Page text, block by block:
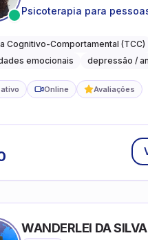
Psicoterapia para
lidar com as dificuldades
dia
Cognitivo-Comportamental (TCC)
emocionais
depressão /
ativo Online Avaliações
WANDERLEI DA